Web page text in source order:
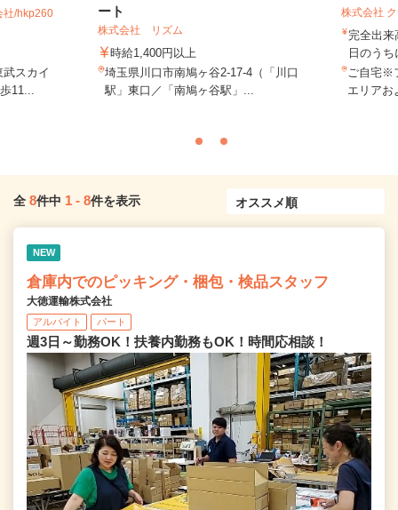
社/hkp260
スカイ
11...
ート
株式会社 リズム
時給1,400円以上
埼玉県川口市南鳩ヶ谷2-17-4（「川口
駅」東口／「南鳩ヶ谷駅」...
株式会社
完全出
日のう
ご自宅※
エリアお
全 8件中 1 - 8件を表示
NEW
倉庫内でのピッキング・梱包・検品スタッフ
大徳運輸株式会社
アルバイト パート
週3日～勤務OK！扶養内勤務もOK！時間応相談！